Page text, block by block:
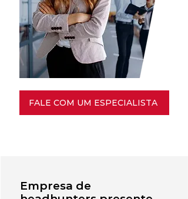
FALE COM UM ESPECIALISTA
Empresa de